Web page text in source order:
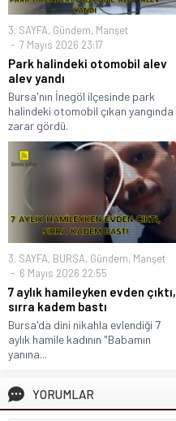
3. SAYFA, Gündem, Manşet
7 Mayıs 2026 23:17
Park halindeki otomobil alev
alev yandı
Bursa'nın İnegöl ilçesinde park
halindeki otomobil çıkan yangında
zarar gördü.
3. SAYFA, BURSA, Gündem, Manşet
6 Mayıs 2026 22:55
7 aylık hamileyken evden çıktı,
sırra kadem bastı
Bursa'da dini nikahla evlendiği 7
aylık hamile kadının "Babamın
yanına...
YORUMLAR